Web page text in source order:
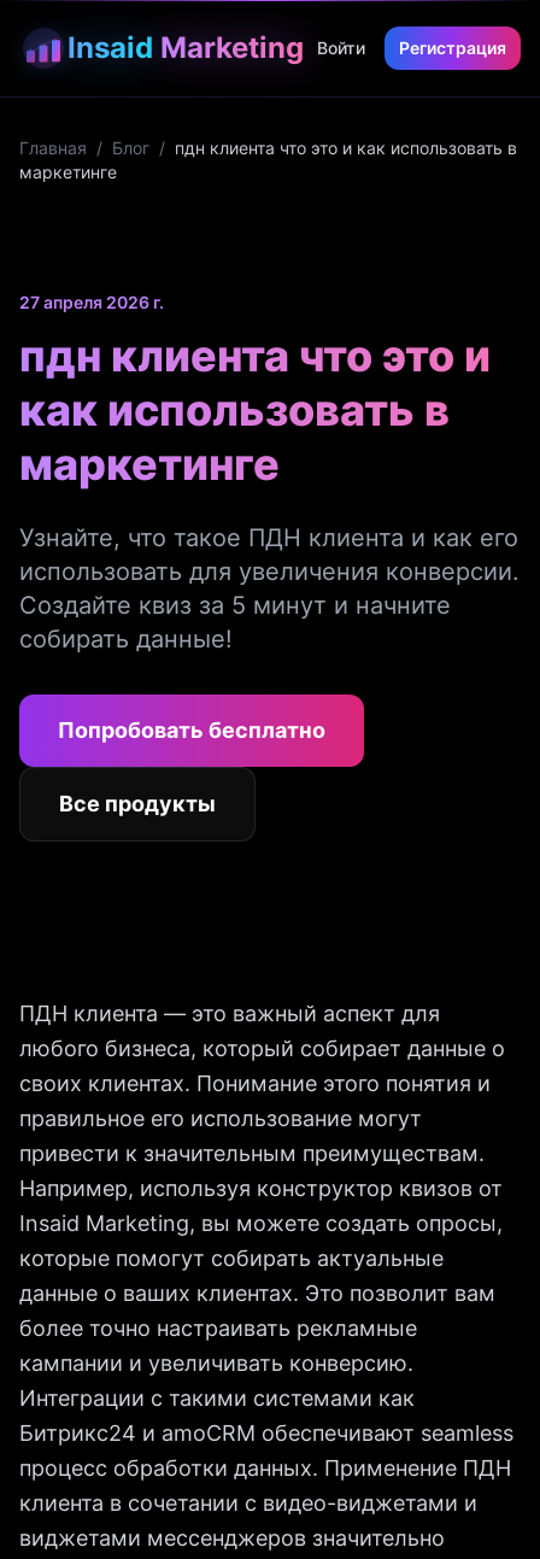
Insaid Marketing Войти Регистрация
Главная / Блог / пдн клиента что это и как использовать в
маркетинге
27 апреля 2026 г.
пдн клиента что это и
как использовать в
маркетинге
Узнайте, что такое ПДН клиента и как его
использовать для увеличения конверсии.
Создайте квиз за 5 минут и начните
собирать данные!
Попробовать бесплатно
Все продукты
ПДН клиента — это важный аспект для
любого бизнеса, который собирает данные о
своих клиентах. Понимание этого понятия и
правильное его использование могут
привести к значительным преимуществам.
Например, используя конструктор квизов от
Insaid Marketing, вы можете создать опросы,
которые помогут собирать актуальные
данные о ваших клиентах. Это позволит вам
более точно настраивать рекламные
кампании и увеличивать конверсию.
Интеграции с такими системами как
Битрикс24 и amoCRM обеспечивают seamless
процесс обработки данных. Применение ПДН
клиента в сочетании с видео-виджетами и
виджетами мессенджеров значительно